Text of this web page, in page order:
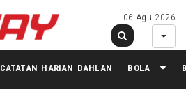
06 Agu 2026
CATATAN HARIAN DAHLAN BOLA